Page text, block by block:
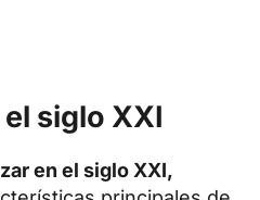
siglo XXI
en el siglo XXI,